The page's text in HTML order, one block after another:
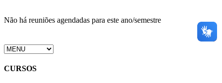
Não há reuniões agendadas para este ano/semestre
CURSOS